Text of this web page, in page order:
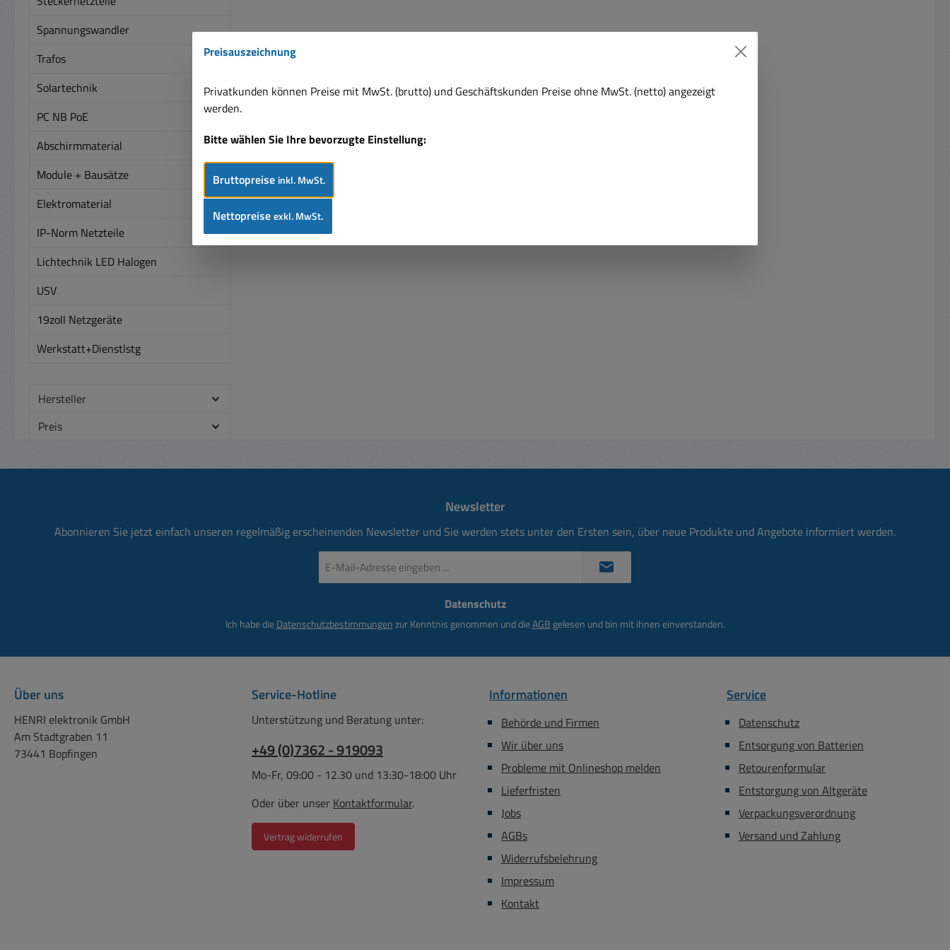
Spannungswandler
Trafos
Solartechnik
PC NB PoE
Abschirmmaterial
Module + Bausätze
Elektromaterial
IP-Norm Netzteile
Lichtechnik LED Halogen
USV
19zoll Netzgeräte
Werkstatt+Dienstlstg
Hersteller
Preis
Newsletter
Abonnieren Sie jetzt einfach unseren regelmäßig erscheinenden Newsletter und Sie werden stets unter den Ersten sein, über neue Produkte und Angebote informiert werden.
Mail-
Datenschutz
Ich habe dieDatenschutzbestimmungenzur Kenntnis genommen und dieAGB gelesen und bin mit ihnen einverstanden.
Über uns
HENRI elektronik GmbH
Am Stadtgraben 11
73441 Bopfingen
Service-Hotline
Unterstützung und Beratung unter:
+49 (0)7362 - 919093
Mo-Fr, 09:00 - 12.30 und 13:30-18:00 Uhr
Oder über unser Kontaktformular.
Vertrag widerrufen
Informationen
Behörde und Firmen
Wir über uns
Probleme mit Onlineshop melden
Lieferfristen
Jobs
AGBs
Widerrufsbelehrung
Impressum
Kontakt
Service
Datenschutz
Entsorgung von Batterien
Retourenformular
Entstorgung von Altgeräte
Verpackungsverordnung
Versand und Zahlung
Preisauszeichnung
Privatkunden können Preise mit MwSt. (brutto) und Geschäftskunden Preise ohne MwSt. (netto) angezeigt
werden.
Bitte wählen Sie Ihre bevorzugte Einstellung:
Bruttopreise inkl. MwSt.
Nettopreiseexkl. MwSt.